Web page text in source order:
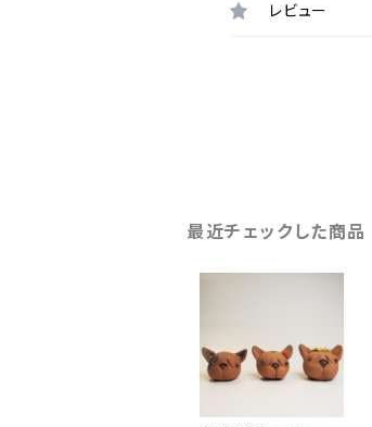
レビュー
最近チェックした商品